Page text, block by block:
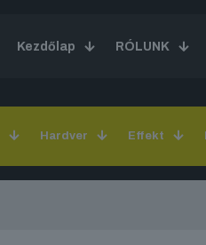
Kezdőlap RÓLUNK
Hardver Effekt